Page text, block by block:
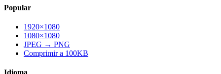
Popular
1920×1080
1080×1080
JPEG → PNG
Comprimir a 100KB